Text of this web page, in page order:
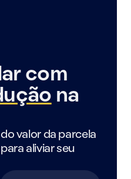
com
na
valor da parcela
aliviar seu